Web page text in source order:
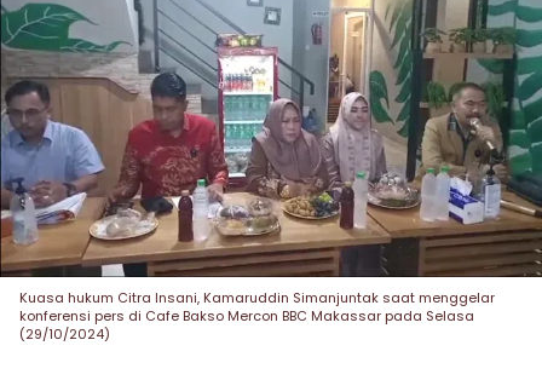
Kuasa hukum Citra Insani, Kamaruddin Simanjuntak saat menggelar
konferensi pers di Cafe Bakso Mercon BBC Makassar pada Selasa
(29/10/2024)